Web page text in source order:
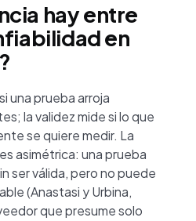
hay entre
en
una prueba arroja
la validez mide si lo que
se quiere medir. La
asimétrica: una prueba
ser válida, pero no puede
(Anastasi y Urbina,
que presume solo